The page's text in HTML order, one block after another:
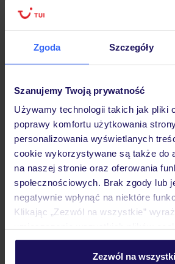
Zgoda Szczegóły
Szanujemy Twoją prywatność
Używamy technologii takich jak pliki
poprawy komfortu użytkowania
personalizowania wyświetlanych
cookie wykorzystywane są także do
na naszej stronie oraz oferowania
społecznościowych. Brak zgody lub
negatywnie wpłynąć na niektóre
Klikając „Zezwól na wszystkie”
personalizować swój wybór
Zezwól na
Lider niskich cen
Hotel
Pokoje
Wyżywienie